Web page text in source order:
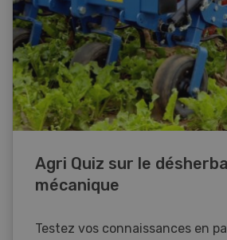
Agri Quiz sur le
mécanique
Testez vos connaissances en